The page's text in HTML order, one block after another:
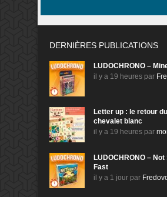
DERNIÈRES PUBLICATIONS
LUDOCHRONO –
il y a 19 heures par
Letter up : le retour du
chevalet blanc
il y a 19 heures par
LUDOCHRONO – Not
Fast
il y a 1 jour par